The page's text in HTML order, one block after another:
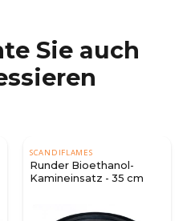
Sie auch
SCANDIFLAMES
Runder Bioethanol-
Kamineinsatz - 35 cm